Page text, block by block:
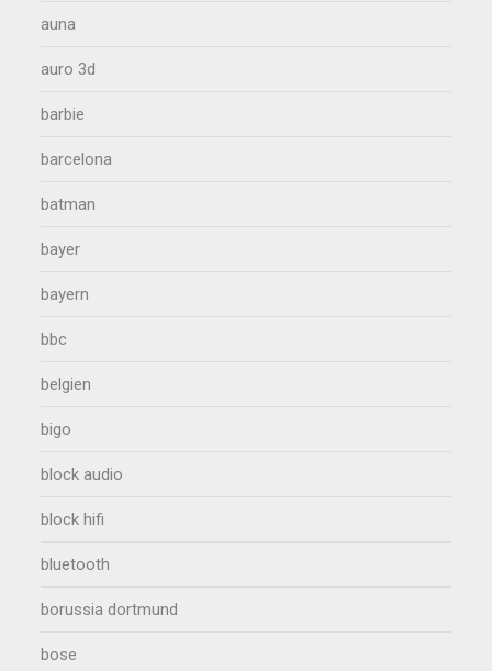
auna
auro 3d
barbie
barcelona
batman
bayer
bayern
bbc
belgien
bigo
block audio
block hifi
bluetooth
borussia dortmund
bose